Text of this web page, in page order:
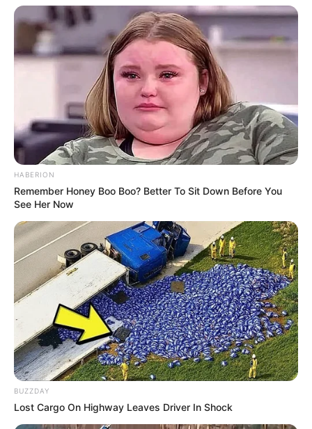
HABERION
Remember Honey Boo Boo? Better To Sit Down Before You
See Her Now
BUZZDAY
Lost Cargo On Highway Leaves Driver In Shock